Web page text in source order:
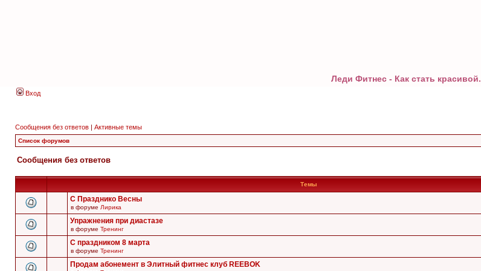
Леди Фитнес - Как стать красивой.
Вход
Сообщения без ответов | Активные темы
Список форумов
Сообщения без ответов
Темы
С Празднико Весны
в форуме Лирика
Упражнения при диастазе
в форуме Тренинг
С праздником 8 марта
в форуме Тренинг
Продам абонемент в Элитный фитнес клуб REEBOK